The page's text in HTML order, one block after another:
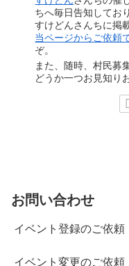
ちへ毎日告知してお
すけどんさんちに掲
当ページからご依頼
ぞ。
また、随時、村民募
どうか一つお見知り
お問い合わせ
イベント登録のご依頼
イベント変更のご依頼